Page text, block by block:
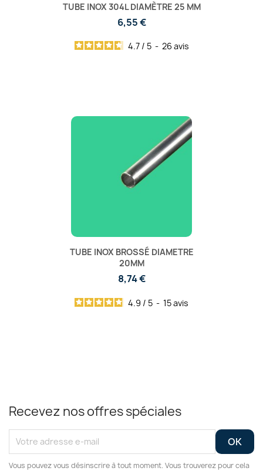
TUBE INOX 304L DIAMÈTRE 25 MM
6,55 €
4.7 / 5 - 26 avis
TUBE INOX BROSSÉ DIAMETRE
20MM
8,74 €
4.9 / 5 - 15avis
Recevez nos offres spéciales
Vous pouvez vous désinscrire à tout moment. Vous trouverez pour cela